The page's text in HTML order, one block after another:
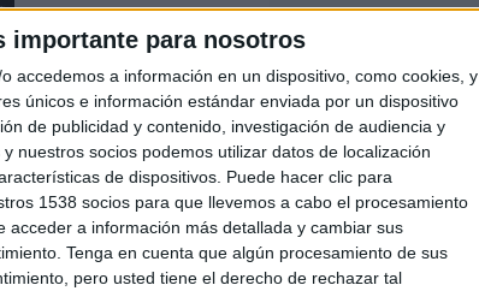
importante para nosotros
accedemos a información en un dispositivo, como cookies, y
únicos e información estándar enviada por un dispositivo
de publicidad y contenido, investigación de audiencia y
nuestros socios podemos utilizar datos de localización
de dispositivos. Puede hacer clic para
1538 socios para que llevemos a cabo el procesamiento
a información más detallada y cambiar sus
Tenga en cuenta que algún procesamiento de sus
pero usted tiene el derecho de rechazar tal